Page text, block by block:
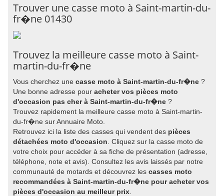
Trouver une casse moto à Saint-martin-du-
fr�ne 01430
Trouvez la meilleure casse moto à Saint-
martin-du-fr�ne
Vous cherchez une casse moto à Saint-martin-du-fr�ne ?
Une bonne adresse pour acheter vos pièces moto
d'occasion pas cher à Saint-martin-du-fr�ne ?
Trouvez rapidement la meilleure casse moto à Saint-martin-
du-fr�ne sur Annuaire Moto.
Retrouvez ici la liste des casses qui vendent des pièces
détachées moto d'occasion . Cliquez sur la casse moto de
votre choix pour accéder à sa fiche de présentation (adresse,
téléphone, note et avis). Consultez les avis laissés par notre
communauté de motards et découvrez les casses moto
recommandées à Saint-martin-du-fr�ne pour acheter vos
pièces d'occasion au meilleur prix